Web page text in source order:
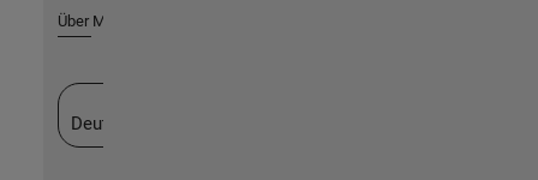
Über MathWorks
Deutschland